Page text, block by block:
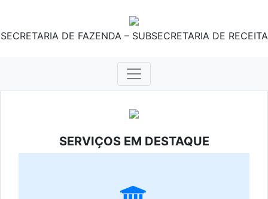
SECRETARIA DE FAZENDA – SUBSECRETARIA DE RECEITA
SERVIÇOS EM DESTAQUE